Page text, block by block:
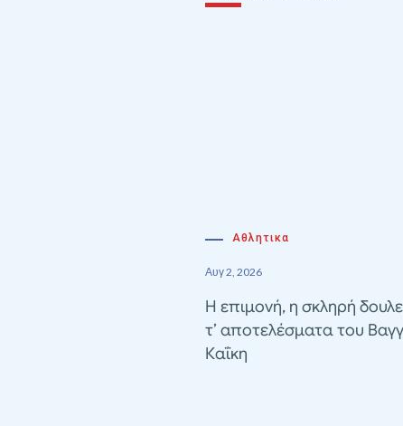
Αθλητικα
Αυγ 2, 2026
Η επιμονή, η σκληρή
τ’ αποτελέσματα του
Καΐκη